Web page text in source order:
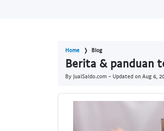
Home Blog
Berita & panduan
By JualSaldo.com - Updated on Aug 6,